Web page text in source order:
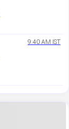
9:40 AM IST